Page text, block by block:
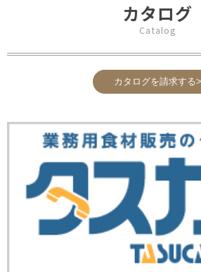
カタログ
Catalog
カタログを請求する>